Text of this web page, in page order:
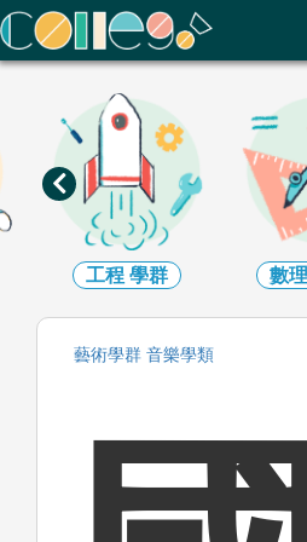
ColleGo! 大學選才與高中育才輔助系統
學群 學群
藝術學群 音樂學類